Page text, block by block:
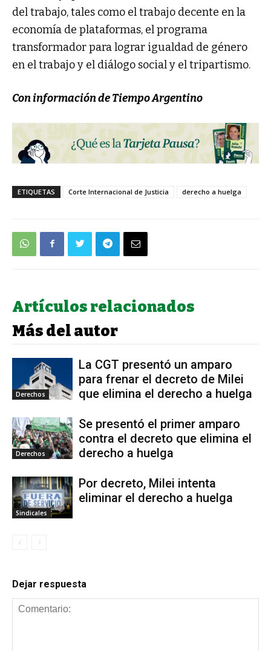
del trabajo, tales como el trabajo decente en la
economía de plataformas, el programa
transformador para lograr igualdad de género
en el trabajo y el diálogo social y el tripartismo.
Con información de Tiempo Argentino
ETIQUETAS Corte Internacional de Justicia derecho a huelga
Artículos relacionados
Más del autor
Derechos
La CGT presentó un amparo
para frenar el decreto de Milei
que elimina el derecho a huelga
Derechos
Se presentó el primer amparo
contra el decreto que elimina el
derecho a huelga
Sindicales
Por decreto, Milei intenta
eliminar el derecho a huelga
Dejar respuesta